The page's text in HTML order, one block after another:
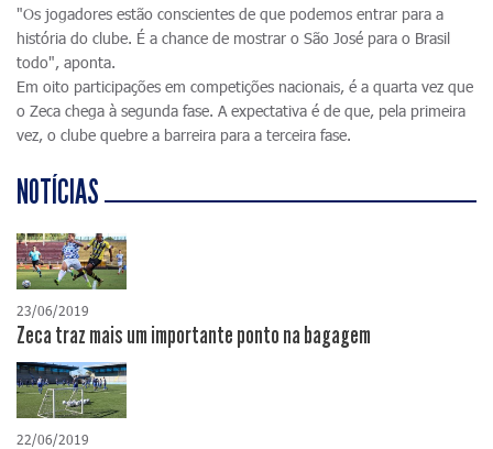
"Os jogadores estão conscientes de que podemos entrar para a
história do clube. É a chance de mostrar o São José para o Brasil
todo", aponta.
Em oito participações em competições nacionais, é a quarta vez que
o Zeca chega à segunda fase. A expectativa é de que, pela primeira
vez, o clube quebre a barreira para a terceira fase.
NOTÍCIAS
23/06/2019
Zeca traz mais um importante ponto na bagagem
22/06/2019